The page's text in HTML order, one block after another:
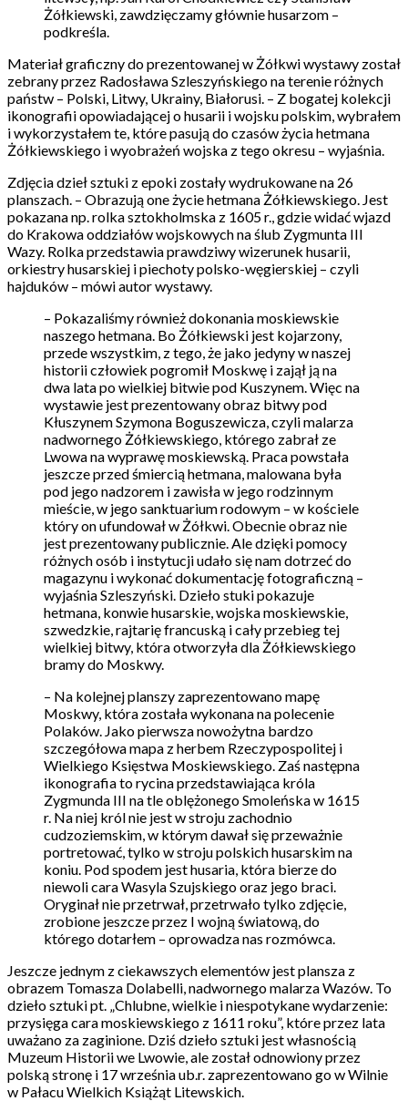
Żółkiewski, zawdzięczamy głównie husarzom –
podkreśla.
Materiał graficzny do prezentowanej w Żółkwi wystawy został
zebrany przez Radosława Szleszyńskiego na terenie różnych
państw – Polski, Litwy, Ukrainy, Białorusi. – Z bogatej kolekcji
ikonografii opowiadającej o husarii i wojsku polskim, wybrałem
i wykorzystałem te, które pasują do czasów życia hetmana
Żółkiewskiego i wyobrażeń wojska z tego okresu – wyjaśnia.
Zdjęcia dzieł sztuki z epoki zostały wydrukowane na 26
planszach. – Obrazują one życie hetmana Żółkiewskiego. Jest
pokazana np. rolka sztokholmska z 1605 r., gdzie widać wjazd
do Krakowa oddziałów wojskowych na ślub Zygmunta III
Wazy. Rolka przedstawia prawdziwy wizerunek husarii,
orkiestry husarskiej i piechoty polsko-węgierskiej – czyli
hajduków – mówi autor wystawy.
– Pokazaliśmy również dokonania moskiewskie
naszego hetmana. Bo Żółkiewski jest kojarzony,
przede wszystkim, z tego, że jako jedyny w naszej
historii człowiek pogromił Moskwę i zajął ją na
dwa lata po wielkiej bitwie pod Kuszynem. Więc na
wystawie jest prezentowany obraz bitwy pod
Kłuszynem Szymona Boguszewicza, czyli malarza
nadwornego Żółkiewskiego, którego zabrał ze
Lwowa na wyprawę moskiewską. Praca powstała
jeszcze przed śmiercią hetmana, malowana była
pod jego nadzorem i zawisła w jego rodzinnym
mieście, w jego sanktuarium rodowym – w kościele
który on ufundował w Żółkwi. Obecnie obraz nie
jest prezentowany publicznie. Ale dzięki pomocy
różnych osób i instytucji udało się nam dotrzeć do
magazynu i wykonać dokumentację fotograficzną –
wyjaśnia Szleszyński. Dzieło stuki pokazuje
hetmana, konwie husarskie, wojska moskiewskie,
szwedzkie, rajtarię francuską i cały przebieg tej
wielkiej bitwy, która otworzyła dla Żółkiewskiego
bramy do Moskwy.
– Na kolejnej planszy zaprezentowano mapę
Moskwy, która została wykonana na polecenie
Polaków. Jako pierwsza nowożytna bardzo
szczegółowa mapa z herbem Rzeczypospolitej i
Wielkiego Księstwa Moskiewskiego. Zaś następna
ikonografia to rycina przedstawiająca króla
Zygmunda III na tle oblężonego Smoleńska w 1615
r. Na niej król nie jest w stroju zachodnio
cudzoziemskim, w którym dawał się przeważnie
portretować, tylko w stroju polskich husarskim na
koniu. Pod spodem jest husaria, która bierze do
niewoli cara Wasyla Szujskiego oraz jego braci.
Oryginał nie przetrwał, przetrwało tylko zdjęcie,
zrobione jeszcze przez I wojną światową, do
którego dotarłem – oprowadza nas rozmówca.
Jeszcze jednym z ciekawszych elementów jest plansza z
obrazem Tomasza Dolabelli, nadwornego malarza Wazów. To
dzieło sztuki pt. „Chlubne, wielkie i niespotykane wydarzenie:
przysięga cara moskiewskiego z 1611 roku”, które przez lata
uważano za zaginione. Dziś dzieło sztuki jest własnością
Muzeum Historii we Lwowie, ale został odnowiony przez
polską stronę i 17 września ub.r. zaprezentowano go w Wilnie
w Pałacu Wielkich Książąt Litewskich.